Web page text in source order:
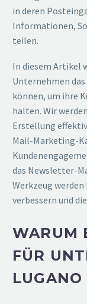
in deren
Informationen,
teilen.
In diesem Artikel
Unternehmen
können, um ihre
halten. Wir
Erstellung
Mail-Marketing-
das Newsletter-
Werkzeug
verbessern und
WARUM
FÜR